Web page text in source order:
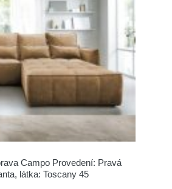
Campo Provedení: Pravá
látka: Toscany 45